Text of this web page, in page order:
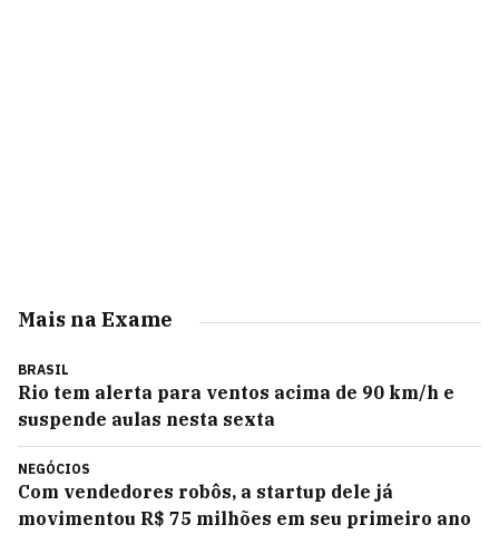
Mais na Exame
BRASIL
Rio tem alerta para ventos acima de 90 km/h e
suspende aulas nesta sexta
NEGÓCIOS
Com vendedores robôs, a startup dele já
movimentou R$ 75 milhões em seu primeiro ano